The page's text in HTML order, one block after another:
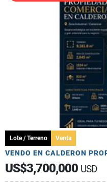
Lote / Terreno Venta
US$3,700,000 USD